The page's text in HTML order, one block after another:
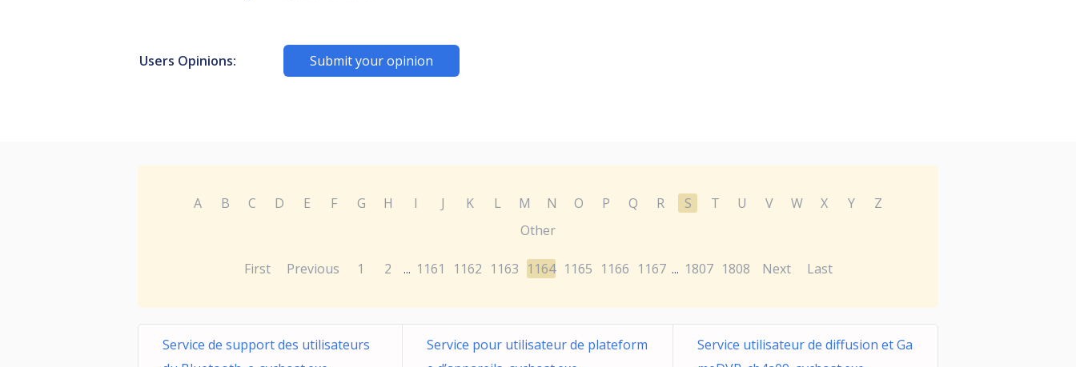
Users Opinions: Submit your opinion
A B C D E F G H I J K L M N O P Q R S T U V W X Y
Z
Other
First Previous 1 2 ... 1161 1162 1163 1164 1165 1166 1167 ... 1807 1808 Next Last
Service de support des utilisateurs
Service pour utilisateur de plateform
Service utilisateur de diffusion et Ga